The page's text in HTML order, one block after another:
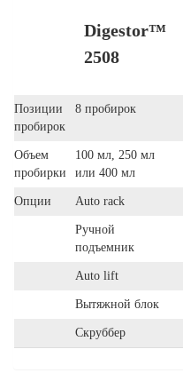
Digestor™
2508
Позиции
пробирок
8 пробирок
Объем
пробирки
100 мл, 250 мл
или 400 мл
Опции Auto rack
Ручной
подъемник
Auto lift
Вытяжной блок
Скруббер